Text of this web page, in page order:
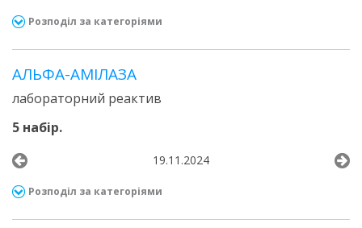
Розподіл за категоріями
АЛЬФА-АМІЛАЗА
лабораторний реактив
5 набір.
19.11.2024
Розподіл за категоріями